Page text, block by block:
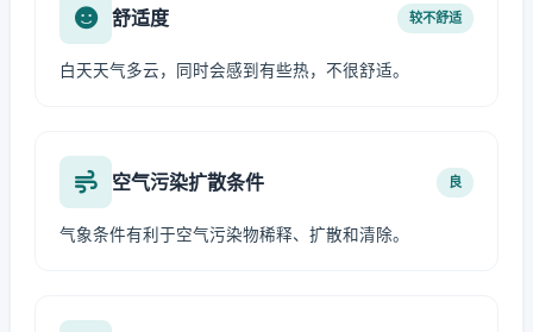
舒适度 较不舒适
白天天气多云，同时会感到有些热，不很舒适。
空气污染扩散条件 良
气象条件有利于空气污染物稀释、扩散和清除。